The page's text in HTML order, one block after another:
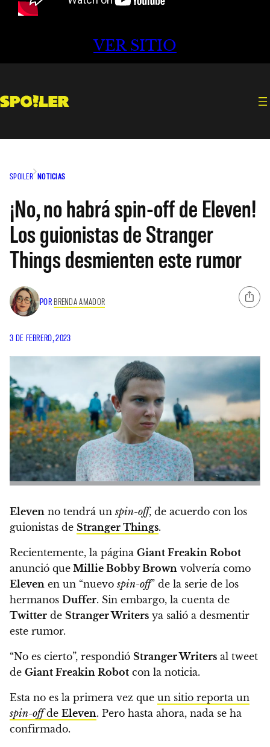
VER SITIO
SPOILER NOTICIAS
¡No, no habrá spin-off de Eleven!
Los guionistas de Stranger
Things desmienten este rumor
POR BRENDA AMADOR
3 DE FEBRERO, 2023
Eleven no tendrá unspin-off, de acuerdo con los
guionistas de Stranger Things.
Recientemente, la página Giant Freakin Robot
anunció que Millie Bobby Brown volvería como
Eleven en un “nuevospin-off” de la serie de los
hermanos Duffer. Sin embargo, la cuenta de
Twitter de Stranger Writers ya salió a desmentir
este rumor.
“No es cierto”, respondió Stranger Writers al tweet
de Giant Freakin Robot con la noticia.
Esta no es la primera vez que un sitio reporta un
spin-offde Eleven. Pero hasta ahora, nada se ha
confirmado.